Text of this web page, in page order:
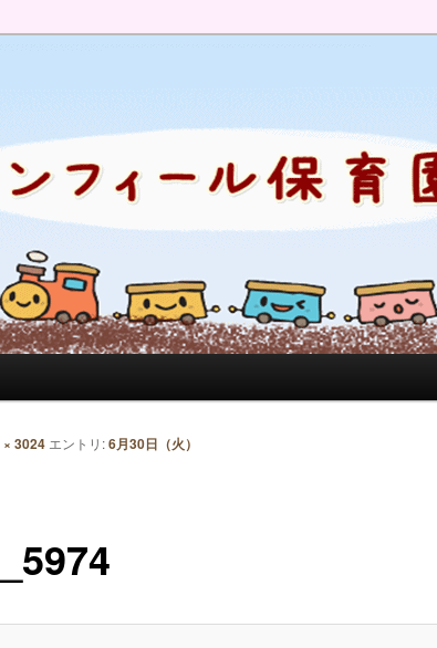
3024 エントリ:6月30日（火）